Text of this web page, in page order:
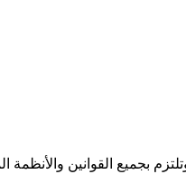
بجميع القوانين والأنظمة